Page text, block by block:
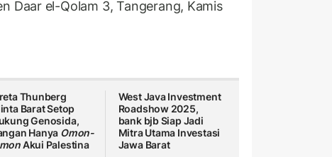
Daar el-Qolam 3, Tangerang, Kamis
Thunberg
Barat Setop
Genosida,
Hanya Omon-
Akui Palestina
West Java Investment
Roadshow 2025,
bank bjb Siap Jadi
Mitra Utama Investasi
Jawa Barat